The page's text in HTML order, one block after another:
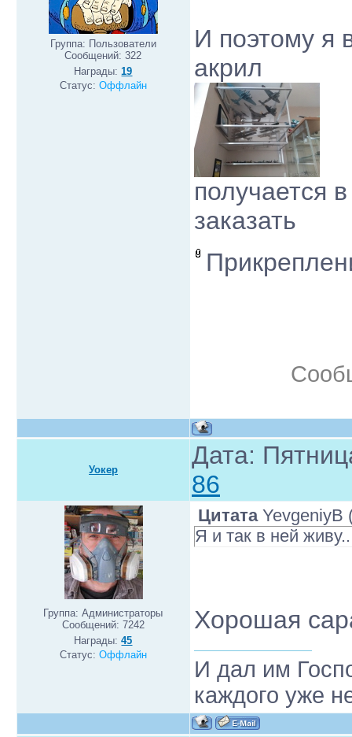
Группа: Пользователи
Сообщений:322
Награды:19
Статус: Оффлайн
И поэтому я
акрил
получается
заказать
Уокер
Дата:
86
Группа: Администраторы
Сообщений: 7242
Награды:45
Статус: Оффлайн
Цитата YevgeniyB
Я и так в ней живу..
Хорошая
И дал им
каждого уже